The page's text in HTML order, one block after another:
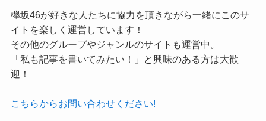
欅坂46が好きな人たちに協力を頂きながら一緒にこのサ
イトを楽しく運営しています！
その他のグループやジャンルのサイトも運営中。
「私も記事を書いてみたい！」と興味のある方は大歓
迎！
こちらからお問い合わせください!